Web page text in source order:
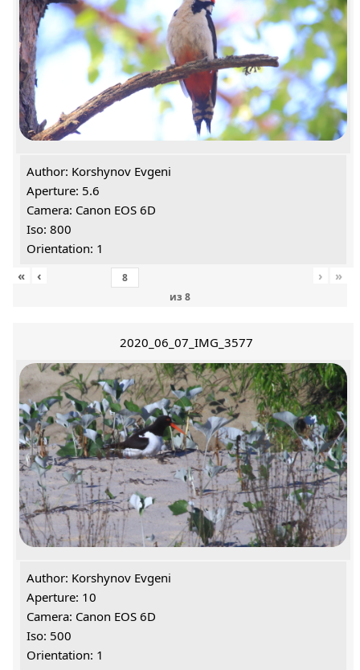
Author: Korshynov Evgeni
Aperture: 5.6
Camera: Canon EOS 6D
Iso: 800
Orientation: 1
«
‹
из 8
› »
2020_06_07_IMG_3577
Author: Korshynov Evgeni
Aperture: 10
Camera: Canon EOS 6D
Iso: 500
Orientation: 1